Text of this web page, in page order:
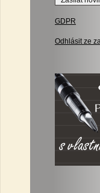
GDPR
Odhlásit ze